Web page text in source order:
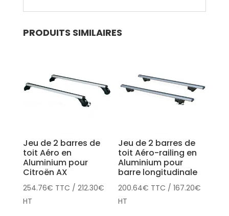
PRODUITS SIMILAIRES
Jeu de 2 barres de
toit Aéro en
Aluminium pour
Citroën AX
254.76€ TTC / 212.30€
HT
Jeu de 2 barres de
toit Aéro-railing en
Aluminium pour
barre longitudinale
200.64€ TTC /167.20€
HT